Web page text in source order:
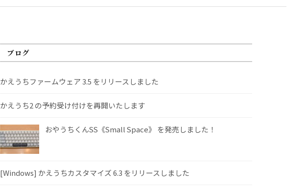
ブログ
かえうちファームウェア 3.5 をリリースしました
かえうち2 の予約受け付けを再開いたします
おやうちくんSS《Small Space》 を発売しました！
[Windows] かえうちカスタマイズ 6.3 をリリースしました